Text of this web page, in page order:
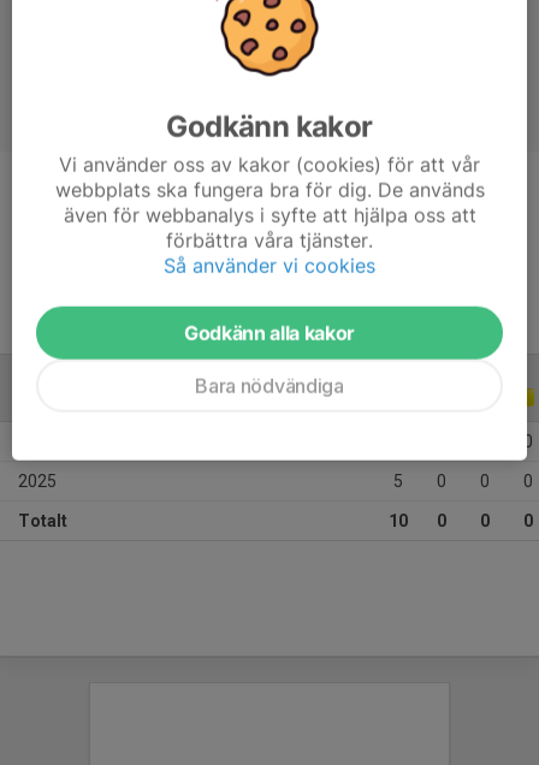
Position
-
9 år
ALLA ÅR
0
2025 5 0 0 0
Totalt 10 0 0 0
Godkänn kakor
Vi använder oss av kakor (cookies) för att vår
webbplats ska fungera bra för dig. De används
även för webbanalys i syfte att hjälpa oss att
förbättra våra tjänster.
Så använder vi cookies
Godkänn alla kakor
Bara nödvändiga